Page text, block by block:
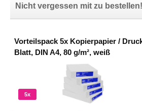
Nicht vergessen mit zu bestellen!
Vorteilspack 5x Kopierpapier /
Blatt, DIN A4, 80 g/m², weiß
5x